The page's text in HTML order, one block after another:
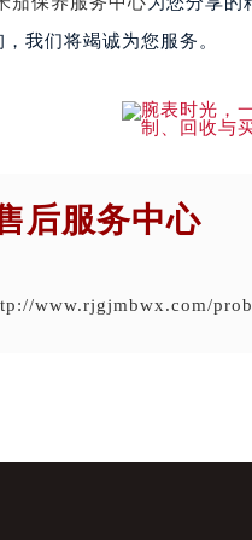
我们将竭诚为您服务。
后服务中心
www.rjgjmbwx.com/